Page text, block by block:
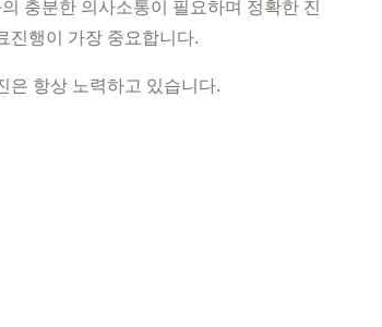
충분한 의사소통이 필요하며 정확한 진
진행이 가장 중요합니다.
은 항상 노력하고 있습니다.